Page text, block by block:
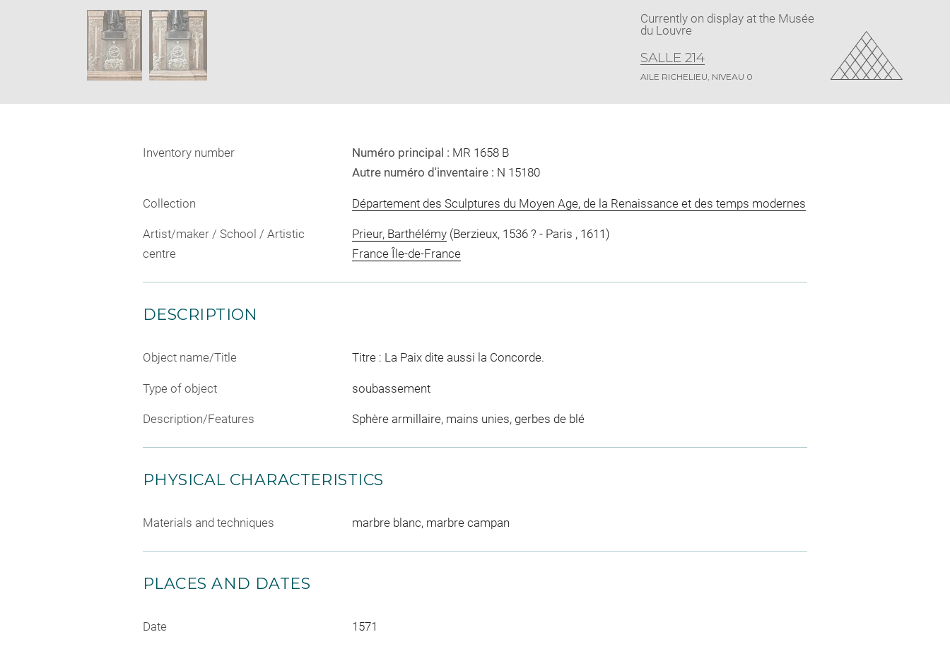
SKIP IMAGE CAROUSEL
Currently on display at the Musée
du Louvre
SALLE 214
AILE RICHELIEU, NIVEAU 0
Inventory number Numéro principal : MR 1658 B
Autre numéro d'inventaire : N 15180
Collection Département des Sculptures du Moyen Age, de la Renaissance et des temps modernes
Artist/maker / School / Artistic
centre
Prieur, Barthélémy(Berzieux, 1536 ? - Paris , 1611)
France Île-de-France
DESCRIPTION
Object name/Title Titre : La Paix dite aussi la Concorde.
Type of object soubassement
Description/Features Sphère armillaire, mains unies, gerbes de blé
PHYSICAL CHARACTERISTICS
Materials and techniques marbre blanc, marbre campan
PLACES AND DATES
Date 1571